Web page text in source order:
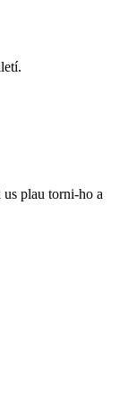
us plau torni-ho a